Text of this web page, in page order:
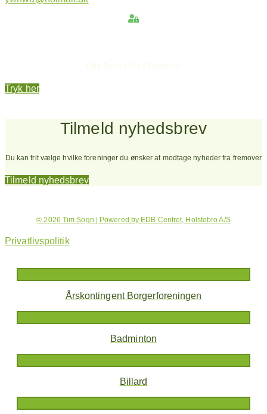
Tryk her
Tilmeld nyhedsbrev
Du kan frit vælge hvilke foreninger du ønsker at modtage nyheder fra fremover
Tilmeld nyhedsbrev
© 2026 Tim Sogn | Powered by EDB Centret, Holstebro A/S
Privatlivspolitik
Årskontingent Borgerforeningen
Badminton
Billard